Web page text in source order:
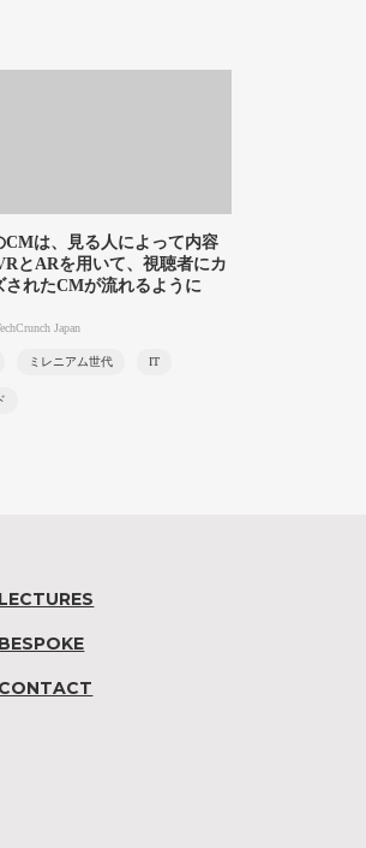
CMは、見る人によって内容
とARを用いて、視聴者にカ
されたCMが流れるように
Japan
ミレニアム世代 IT
LECTURES
BESPOKE
CONTACT